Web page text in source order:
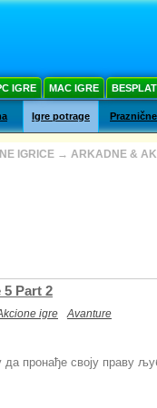
IGRE MAC IGRE
Igre potrage
IGRICE → ARKADNE &
5 Part 2
igre Avanture
пронађе своју праву